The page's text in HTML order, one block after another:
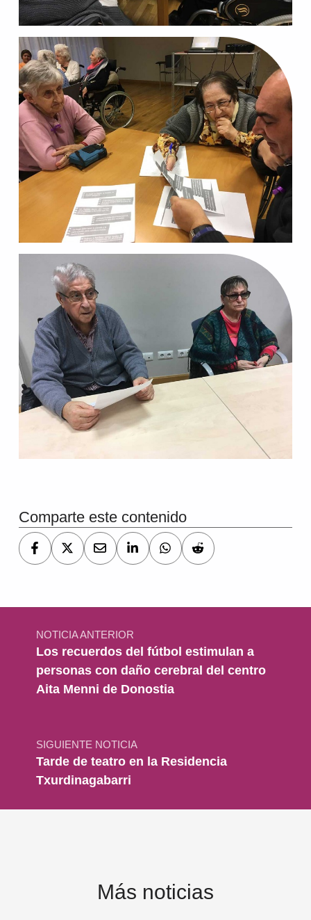
Comparte este contenido
Navegación de entradas
NOTICIA ANTERIOR
Los recuerdos del fútbol estimulan a
personas con daño cerebral del centro
Aita Menni de Donostia
SIGUIENTE NOTICIA
Tarde de teatro en la Residencia
Txurdinagabarri
Más noticias